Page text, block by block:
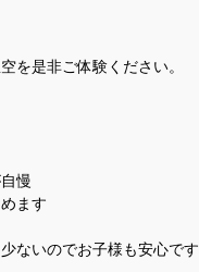
を是非ご体験ください。
慢
ます
ないのでお子様も安心です